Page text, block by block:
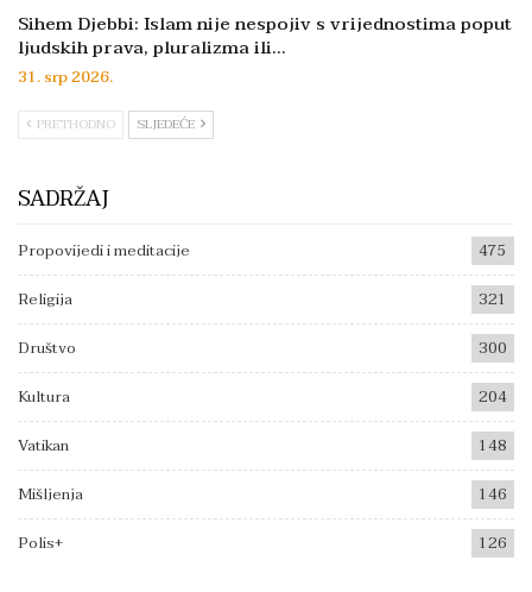
Sihem Djebbi: Islam nije nespojiv s vrijednostima poput
ljudskih prava, pluralizma ili…
31. srp 2026.
PRETHODNO SLJEDEĆE
SADRŽAJ
Propovijedi i meditacije
475
Religija
321
Društvo
300
Kultura
204
Vatikan
148
Mišljenja
146
Polis+
126